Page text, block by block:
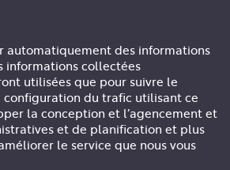
automatiquement des informations
informations collectées
utilisées que pour suivre le
du trafic utilisant ce
la conception et l’agencement et
et de planification et plus
le service que nous vous